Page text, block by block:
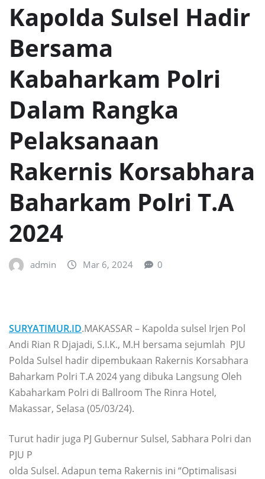
Kapolda Sulsel Hadir
Bersama
Kabaharkam Polri
Dalam Rangka
Pelaksanaan
Rakernis Korsabhara
Baharkam Polri T.A
2024
admin Mar 6, 2024 0
SURYATIMUR.ID.MAKASSAR – Kapolda sulsel Irjen Pol
Andi Rian R Djajadi, S.I.K., M.H bersama sejumlah PJU
Polda Sulsel hadir dipembukaan Rakernis Korsabhara
Baharkam Polri T.A 2024 yang dibuka Langsung Oleh
Kabaharkam Polri di Ballroom The Rinra Hotel,
Makassar, Selasa (05/03/24).
Turut hadir juga PJ Gubernur Sulsel, Sabhara Polri dan
PJU P
olda Sulsel. Adapun tema Rakernis ini “Optimalisasi